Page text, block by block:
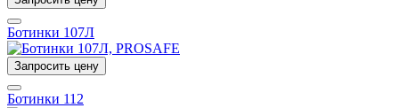
Ботинки 107Л
Запросить цену
Ботинки 112